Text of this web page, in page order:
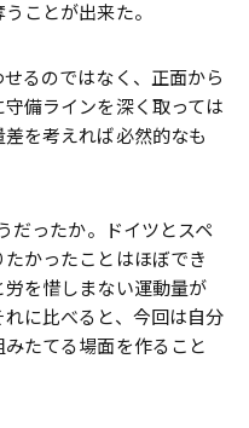
ことが出来た。
るのではなく、正面から
備ラインを深く取っては
を考えれば必然的なも
だったか。ドイツとスペ
かったことはほぼでき
を惜しまない運動量が
に比べると、今回は自分
たてる場面を作ること